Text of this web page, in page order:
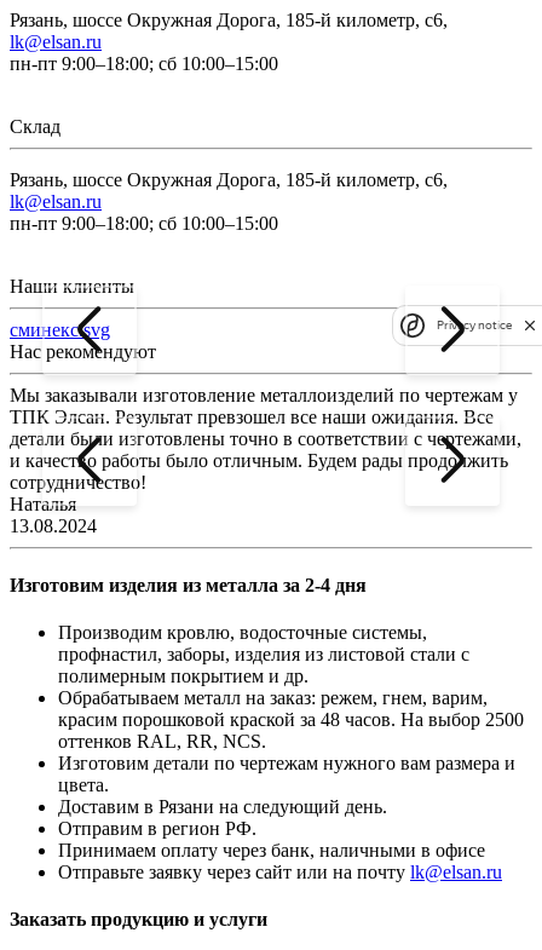
Рязань, шоссе Окружная Дорога, 185-й километр, с6,
lk@elsan.ru
пн-пт 9:00–18:00; сб 10:00–15:00
Склад
Рязань, шоссе Окружная Дорога, 185-й километр, с6,
lk@elsan.ru
пн-пт 9:00–18:00; сб 10:00–15:00
Наши клиенты
сминекс.svg
Нас рекомендуют
Мы заказывали изготовление металлоизделий по чертежам у
ТПК Элсан. Результат превзошел все наши ожидания. Все
детали были изготовлены точно в соответствии с чертежами,
и качество работы было отличным. Будем рады продолжить
сотрудничество!
Наталья
13.08.2024
Изготовим изделия из металла за 2-4 дня
Производим кровлю, водосточные системы,
профнастил, заборы, изделия из листовой стали с
полимерным покрытием и др.
Обрабатываем металл на заказ: режем, гнем, варим,
красим порошковой краской за 48 часов. На выбор 2500
оттенков RAL, RR, NCS.
Изготовим детали по чертежам нужного вам размера и
цвета.
Доставим в Рязани на следующий день.
Отправим в регион РФ.
Принимаем оплату через банк, наличными в офисе
Отправьте заявку через сайт или на почту lk@elsan.ru
Заказать продукцию и услуги
Privacy notice